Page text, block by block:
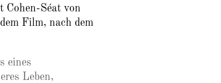
Cohen-Séat von
Film, nach dem
eines
Leben,